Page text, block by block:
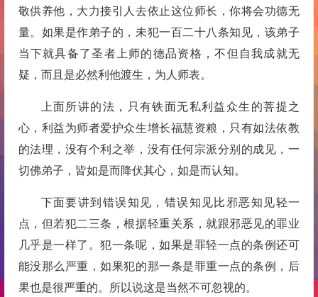
敬供养他，大力接引人去依止这位师长，你将会功德无
量。如果是作弟子的，未犯一百二十八条知见，该弟子
当下就具备了圣者上师的德品资格，不但自我成就无
疑，而且是必然利他渡生，为人师表。
上面所讲的法，只有铁面无私利益众生的菩提之
心，利益为师者爱护众生增长福慧资粮，只有如法依教
的法理，没有个利之举，没有任何宗派分别的成见，一
切佛弟子，皆如是而降伏其心，如是而认知。
下面要讲到错误知见，错误知见比邪恶知见轻一
点，但若犯二三条，根据轻重关系，就跟邪恶见的罪业
几乎是一样了。犯一条呢，如果是罪轻一点的条例还可
能没那么严重，如果犯的那一条是罪重一点的条例，后
果也是很严重的。所以说这是当然不可忽视的。